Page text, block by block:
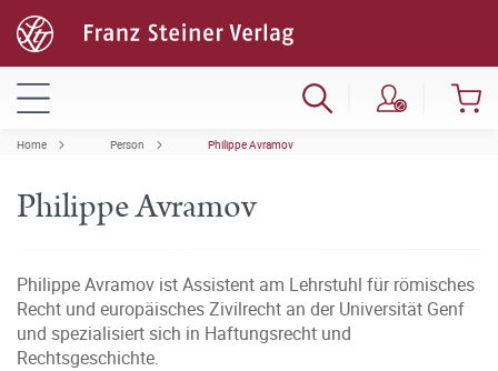
Home Person Philippe Avramov
Philippe Avramov
Philippe Avramov ist Assistent am Lehrstuhl für römisches
Recht und europäisches Zivilrecht an der Universität Genf
und spezialisiert sich in Haftungsrecht und
Rechtsgeschichte.